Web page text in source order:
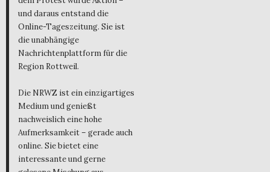
und daraus entstand die
Online-Tageszeitung. Sie ist
die unabhängige
Nachrichtenplattform für die
Region Rottweil.
Die NRWZ ist ein einzigartiges
Medium und genießt
nachweislich eine hohe
Aufmerksamkeit – gerade auch
online. Sie bietet eine
interessante und gerne